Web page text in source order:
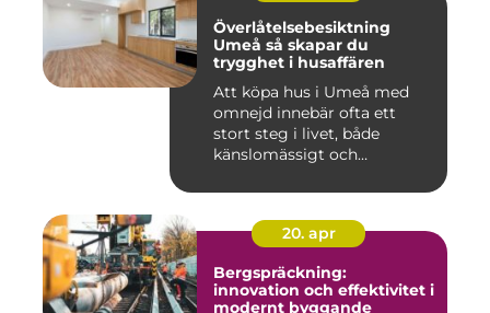
Överlåtelsebesiktning
Umeå så skapar du
trygghet i husaffären
Att köpa hus i Umeå med
omnejd innebär ofta ett
stort steg i livet, både
känslomässigt och
20. apr
Bergspräckning:
innovation och effektivitet i
modernt byggande